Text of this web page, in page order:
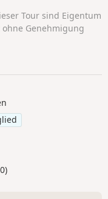
Tour sind Eigentum
Genehmigung